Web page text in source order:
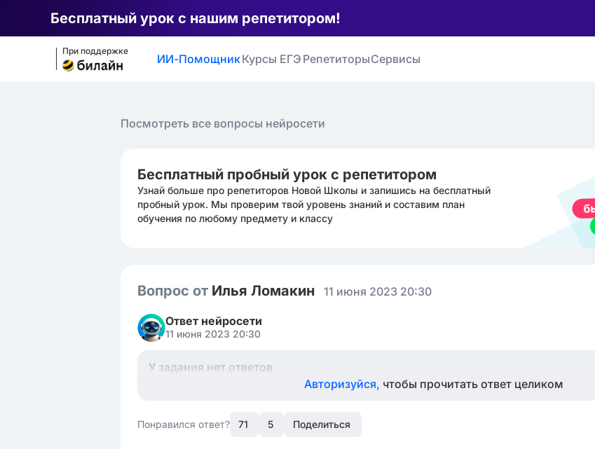
Бесплатный урок с нашим репетитором!
При поддержке
ИИ-ПомощникКурсы ЕГЭ РепетиторыСервисы
Посмотреть все вопросы нейросети
Бесплатный пробный урок с репетитором
Узнай больше про репетиторов Новой Школы и запишись на бесплатный
пробный урок. Мы проверим твой уровень знаний и составим план
обучения по любому предмету и классу
Вопрос от Илья Ломакин 11 июня 2023 20:30
Ответ нейросети
11 июня 2023 20:30
У задания нет ответов
Авторизуйся, чтобы прочитать ответ целиком
Понравился ответ? 71 5 Поделиться